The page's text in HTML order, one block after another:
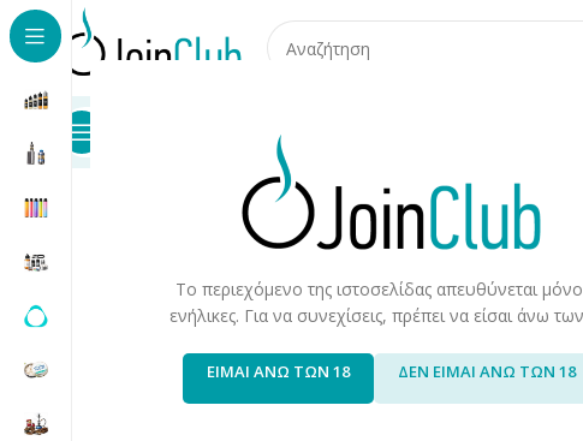
Το περιεχόμενο της ιστοσελίδας απευθύνεται
ενήλικες. Για να συνεχίσεις, πρέπει να είσαι άνω των
ΕΙΜΑΙ ΑΝΩ ΤΩΝ 18 ΔΕΝ ΕΙΜΑΙ ΑΝΩ ΤΩΝ 18
Καταστήματα
Υγρά Αναπλήρωσης